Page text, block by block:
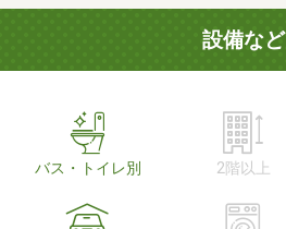
設備など
バス・トイレ別 2階以上